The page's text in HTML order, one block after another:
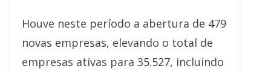
Houve neste período a abertura de 479
novas empresas, elevando o total de
empresas ativas para 35.527, incluindo